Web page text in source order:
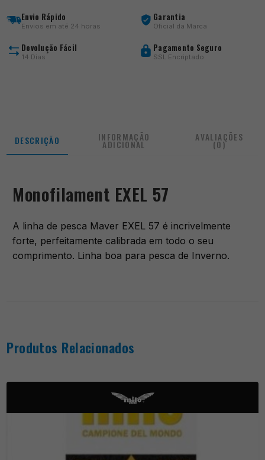
57 Envio Rápido
Envios em até 24 horas
Garantia
Oficial da Marca
Devolução Fácil
14 Dias
Pagamento Seguro
SSL Encriptado
DESCRIÇÃO INFORMAÇÃO
ADICIONAL
AVALIAÇÕES
(0)
Monofilament EXEL 57
A linha de pesca Maver EXEL 57 é incrivelmente
forte, perfeitamente calibrada em todo o seu
comprimento. Linha boa para pesca de Inverno.
Produtos Relacionados